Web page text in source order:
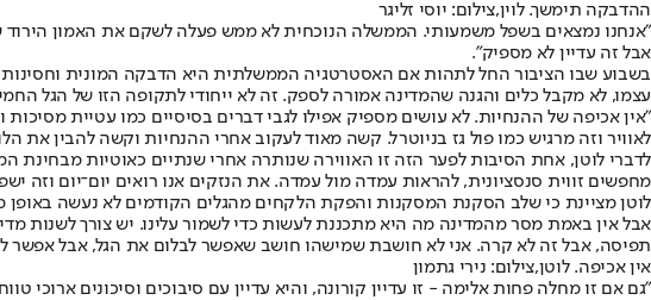
ההדבקה תימשך. לוין,צילום: יוסי זליגר
"אנחנו נמצאים בשפל משמעותי. הממשלה הנוכחית לא ממש פעלה לשקם את האמון הירוד
אבל זה עדיין לא מספיק".
בשבוע שבו הציבור החל לתהות אם האסטרטגיה הממשלתית היא הדבקה המונית וחסינות
עצמו, לא מקבל כלים והגנה שהמדינה אמורה לספק. זה לא ייחודי לתקופה הזו של הגל
"אין אכיפה של ההנחיות. לא עושים מספיק אפילו לגבי דברים בסיסיים כמו עטיית
לאוויר וזה מרגיש כמו פול גז בניוטרל. קשה מאוד לעקוב אחרי ההנחיות וקשה להבין
לדברי לוטן, אחת הסיבות לפער הזה זו האווירה שנותרה אחרי שנתיים כאוטיות
מחפשים זווית סנסציונית, להראות עמדה מול עמדה. את הנזקים אנו רואים יום־יום וזה
לוטן מציינת כי שלב הסקנת המסקנות והפקת הלקחים מהגלים הקודמים לא נעשה באופן
אבל אין באמת מסר מהמדינה מה היא מתכננת לעשות כדי לשמור עלינו. יש צורך לשנות
תפיסה, אבל זה לא קרה. אני לא חושבת שמישהו חושב שאפשר לבלום את הגל, אבל אפשר לנסות לשטח
אין אכיפה. לוטן,צילום: נירי גתמון
"גם אם זו מחלה פחות אלימה - זו עדיין קורונה, והיא עדיין עם סיבוכים וסיכונים